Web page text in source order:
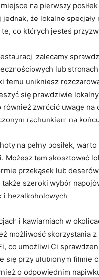
na pierwszy‌
jednak, że lokalne specjały
te,‌ do których jesteś
zalecamy⁢
lub
temu unikniesz
się prawdziwie
również zwrócić uwagę na
‍rachunkiem na
na pełny posiłek,
Możesz tam skosztować
przekąsek lub
szeroki wybór
i bezalkoholowych.
i kawiarniach w
możliwość skorzystania ‍z
​co umożliwi Ci
się ⁤przy ulubionym filmie
o odpowiednim